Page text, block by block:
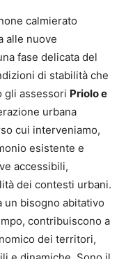
calmierato
alle nuove
fase delicata del
di stabilità che
gli assessori Priolo e
urbana
cui interveniamo,
esistente e
accessibili,
dei contesti urbani.
un bisogno abitativo
contribuiscono a
dei territori,